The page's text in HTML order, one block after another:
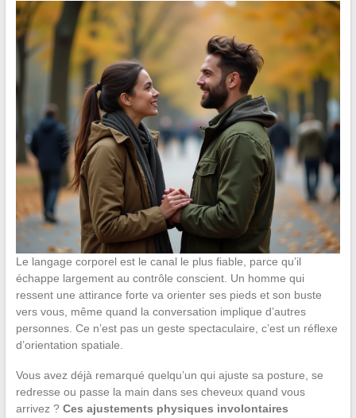
Le langage corporel est le canal le plus fiable, parce qu’il
échappe largement au contrôle conscient. Un homme qui
ressent une attirance forte va orienter ses pieds et son buste
vers vous, même quand la conversation implique d’autres
personnes. Ce n’est pas un geste spectaculaire, c’est un réflexe
d’orientation spatiale.
Vous avez déjà remarqué quelqu’un qui ajuste sa posture, se
redresse ou passe la main dans ses cheveux quand vous
arrivez ? Ces ajustements physiques involontaires